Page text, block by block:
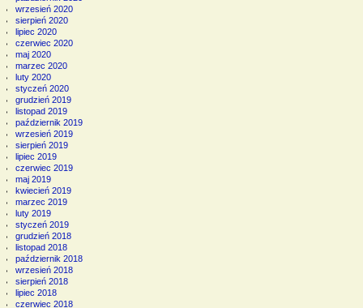
wrzesień 2020
sierpień 2020
lipiec 2020
czerwiec 2020
maj 2020
marzec 2020
luty 2020
styczeń 2020
grudzień 2019
listopad 2019
październik 2019
wrzesień 2019
sierpień 2019
lipiec 2019
czerwiec 2019
maj 2019
kwiecień 2019
marzec 2019
luty 2019
styczeń 2019
grudzień 2018
listopad 2018
październik 2018
wrzesień 2018
sierpień 2018
lipiec 2018
czerwiec 2018